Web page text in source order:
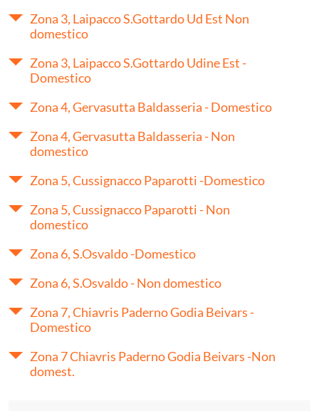
Zona 3, Laipacco S.Gottardo Ud Est Non
domestico
Zona 3, Laipacco S.Gottardo Udine Est -
Domestico
Zona 4, Gervasutta Baldasseria - Domestico
Zona 4, Gervasutta Baldasseria - Non
domestico
Zona 5, Cussignacco Paparotti -Domestico
Zona 5, Cussignacco Paparotti - Non
domestico
Zona 6, S.Osvaldo -Domestico
Zona 6, S.Osvaldo - Non domestico
Zona 7, Chiavris Paderno Godia Beivars -
Domestico
Zona 7 Chiavris Paderno Godia Beivars -Non
domest.